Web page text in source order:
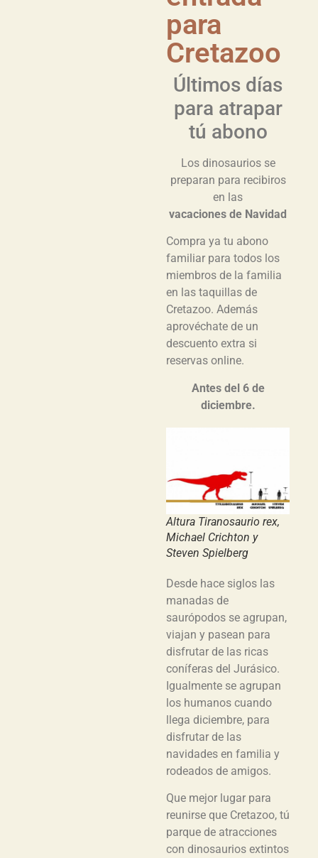
para
Cretazoo
Últimos días
para atrapar
tú abono
Los dinosaurios se
preparan para recibiros
en las
vacaciones de Navidad
Compra ya tu abono
familiar para todos los
miembros de la familia
en las taquillas de
Cretazoo. Además
aprovéchate de un
descuento extra si
reservas online.
Antes del 6 de
diciembre.
Altura Tiranosaurio rex,
Michael Crichton y
Steven Spielberg
Desde hace siglos las
manadas de
saurópodos se agrupan,
viajan y pasean para
disfrutar de las ricas
coníferas del Jurásico.
Igualmente se agrupan
los humanos cuando
llega diciembre, para
disfrutar de las
navidades en familia y
rodeados de amigos.
Que mejor lugar para
reunirse que Cretazoo, tú
parque de atracciones
con dinosaurios extintos